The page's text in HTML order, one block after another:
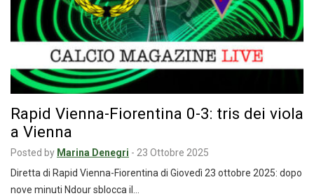
Rapid Vienna-Fiorentina 0-3: tris dei viola
a Vienna
Posted by Marina Denegri - 23 Ottobre 2025
Diretta di Rapid Vienna-Fiorentina di Giovedì 23 ottobre 2025: dopo
nove minuti Ndour sblocca il…